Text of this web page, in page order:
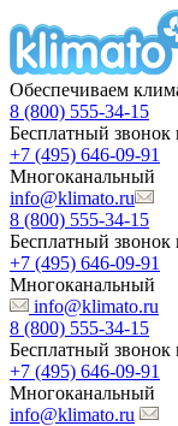
Обеспечиваем
8 (800) 555-34-15
Бесплатный звонок
+7 (495) 646-09-91
Многоканальный
info@klimato.ru
8 (800) 555-34-15
Бесплатный звонок
+7 (495) 646-09-91
Многоканальный
info@klimato.ru
8 (800) 555-34-15
Бесплатный звонок
+7 (495) 646-09-91
Многоканальный
info@klimato.ru